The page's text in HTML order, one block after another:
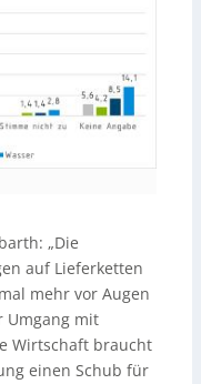
„Die
auf Lieferketten
mehr vor Augen
Umgang mit
Wirtschaft braucht
einen Schub für